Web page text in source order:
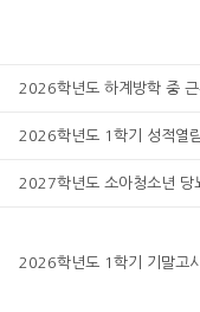
2026학년도 하계방학 중
2026학년도 1학기 성적열
2027학년도 소아청소년 당
2026학년도 1학기 기말고